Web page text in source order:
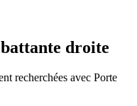
battante droite
recherchées avec Porte